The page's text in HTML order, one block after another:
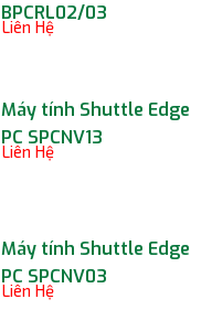
BPCRL02/03
Liên Hệ
Máy tính Shuttle Edge
PC SPCNV13
Liên Hệ
Máy tính Shuttle Edge
PC SPCNV03
Liên Hệ